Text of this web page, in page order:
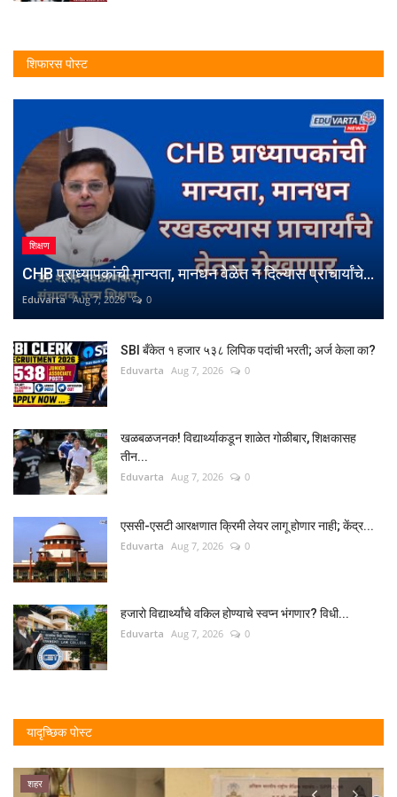
शिफारस पोस्ट
शिक्षण
CHB प्राध्यापकांची मान्यता, मानधन वेळेत न दिल्यास प्राचार्यांचे...
Eduvarta Aug 7, 2026 0
SBI बँकेत १ हजार ५३८ लिपिक पदांची भरती; अर्ज केला का?
Eduvarta Aug 7, 2026 0
खळबळजनक! विद्यार्थ्याकडून शाळेत गोळीबार, शिक्षकासह
तीन...
Eduvarta Aug 7, 2026 0
एससी-एसटी आरक्षणात क्रिमी लेयर लागू होणार नाही; केंद्र...
Eduvarta Aug 7, 2026 0
हजारो विद्यार्थ्यांचे वकिल होण्याचे स्वप्न भंगणार? विधी...
Eduvarta Aug 7, 2026 0
यादृच्छिक पोस्ट
शहर